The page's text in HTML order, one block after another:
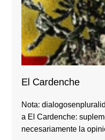
El Cardenche
Nota:
a El Cardenche:
necesariamente la